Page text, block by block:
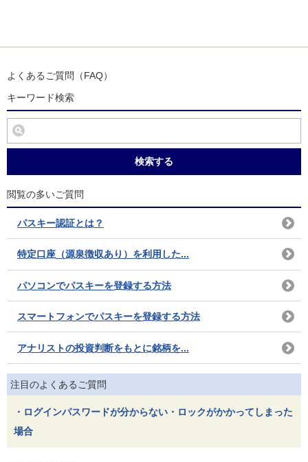
よくあるご質問（FAQ）
キーワード検索
検索する
閲覧の多いご質問
パスキー認証とは？
特定口座（源泉徴収あり）を利用した...
パソコンでパスキーを登録する方法
スマートフォンでパスキーを登録する方法
アナリストの投資判断をもとに銘柄を...
注目のよくあるご質問
・ログインパスワードが分からない・ロックがかかってしまった
場合